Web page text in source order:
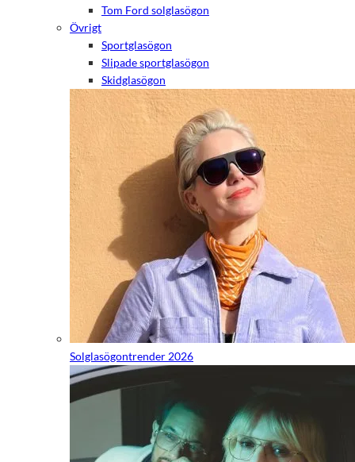
Tom Ford solglasögon
Övrigt
Sportglasögon
Slipade sportglasögon
Skidglasögon
Solglasögontrender 2026